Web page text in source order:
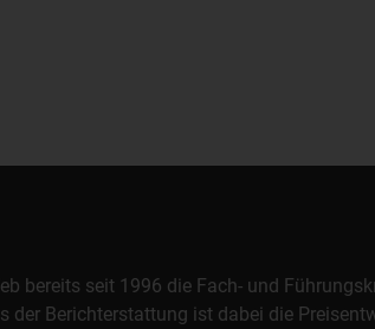
bereits seit 1996 die Fach- und
Berichterstattung ist dabei die